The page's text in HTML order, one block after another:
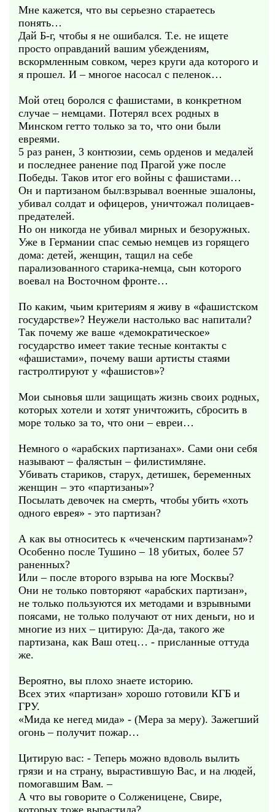
Мне кажется, что вы серьезно стараетесь
понять…
Дай Б-г, чтобы я не ошибался. Т.е. не ищете
просто оправданий вашим убеждениям,
вскормленным совком, через круги ада которого и
я прошел. И – многое насосал с пеленок…
Мой отец боролся с фашистами, в конкретном
случае – немцами. Потерял всех родных в
Минском гетто только за то, что они были
евреями.
5 раз ранен, 3 контюзии, семь орденов и медалей
и последнее ранение под Прагой уже после
Победы. Таков итог его войны с фашистами…
Он и партизаном был:взрывал военные эшалоны,
убивал солдат и офицеров, уничтожал полицаев-
предателей.
Но он никогда не убивал мирных и безоружных.
Уже в Германии спас семью немцев из горящего
дома: детей, женщин, тащил на себе
парализованного старика-немца, сын которого
воевал на Восточном фронте…
По каким, чьим критериям я живу в «фашистском
государстве»? Неужели настолько вас напитали?
Так почему же ваше «демократическое»
государство имеет такие тесные контакты с
«фашистами», почему ваши артисты стаями
гастролтируют у «фашистов»?
Мои сыновья шли защищать жизнь своих родных,
которых хотели и хотят уничтожить, сбросить в
море только за то, что они – евреи…
Немного о «арабских партизанах». Сами они себя
называют – фалястын – филистимляне.
Убивать стариков, старух, детишек, беременных
женщин – это «партизаны»?
Посылать девочек на смерть, чтобы убить «хоть
одного еврея» - это партизан?
А как вы относитесь к «чеченским партизанам»?
Особенно после Тушино – 18 убитых, более 57
раненных?
Или – после второго взрыва на юге Москвы?
Они не только повторяют «арабских партизан»,
не только пользуются их методами и взрывными
поясами, не только получают от них деньги, но и
многие из них – цитирую: Да-да, такого же
партизана, как Ваш отец… - присланные оттуда
же.
Вероятно, вы плохо знаете историю.
Всех этих «партизан» хорошо готовили КГБ и
ГРУ.
«Мида ке негед мида» - (Мера за меру). Зажегший
огонь – получит пожар…
Цитирую вас: - Теперь можно вдоволь вылить
грязи и на страну, вырастившую Вас, и на людей,
помогавшим Вам. –
А что вы говорите о Солженицене, Свире,
которых тоже вырастила?